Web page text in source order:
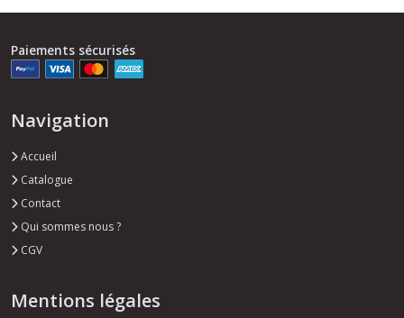
Paiements sécurisés
Navigation
Accueil
Catalogue
Contact
Qui sommes nous ?
CGV
Mentions légales